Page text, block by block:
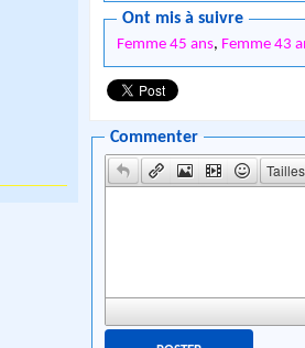
Ont mis à suivre
Femme 45 ans, Femme 43
Commenter
Tailles